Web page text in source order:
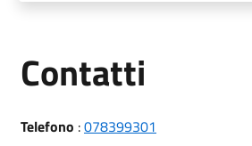
Contatti
Telefono :078399301